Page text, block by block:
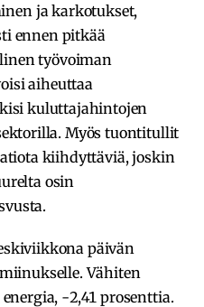
ja karkotukset,
ennen pitkää
työvoiman
aiheuttaa
kuluttajahintojen
Myös tuontitullit
kiihdyttäviä, joskin
osin
päivän
Vähiten
-2,41 prosenttia.